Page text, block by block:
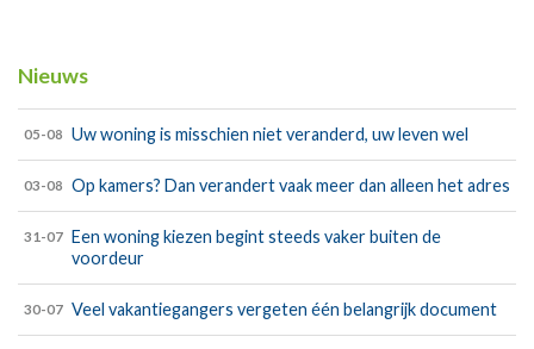
Nieuws
05-08 Uw woning is misschien niet veranderd, uw leven wel
03-08 Op kamers? Dan verandert vaak meer dan alleen het adres
31-07 Een woning kiezen begint steeds vaker buiten de
voordeur
30-07 Veel vakantiegangers vergeten één belangrijk document